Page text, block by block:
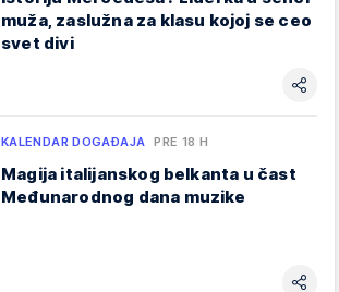
muža, zaslužna za klasu kojoj se ceo
svet divi
KALENDAR DOGAĐAJA PRE 18 H
Magija italijanskog belkanta u čast
Međunarodnog dana muzike